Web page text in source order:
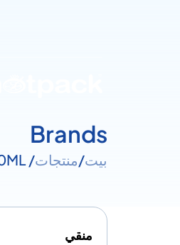
Brands
بيت/منتجات/ Product Volume / 540ML
منقي